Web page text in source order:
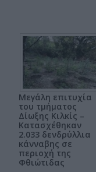
Μεγάλη επιτυχία
του τμήματος
Δίωξης Κιλκίς –
Κατασχέθηκαν
2.033 δενδρύλλια
κάνναβης σε
περιοχή της
Φθιώτιδας